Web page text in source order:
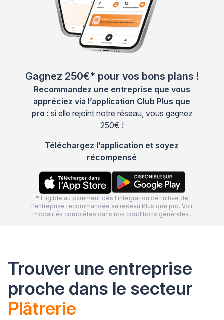
Gagnez 250€* pour vos bons plans !
Recommandez une entreprise que vous
appréciez via l’application Club Plus que
pro : si elle rejoint notre réseau, vous gagnez
250€ !
Téléchargez l’application et soyez
récompensé
* Eligible au paiement dès l'intégration définitive de
l'entreprise recommandée au réseau Plus que pro. Voir
modalités complètes dans nos conditions générales.
Trouver une entreprise
proche dans le secteur
Plâtrerie